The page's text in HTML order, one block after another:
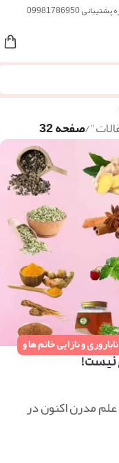
09981786950
/صفحه 32
و نازایی خانم ها و
نیست!
مدرن اکنون در